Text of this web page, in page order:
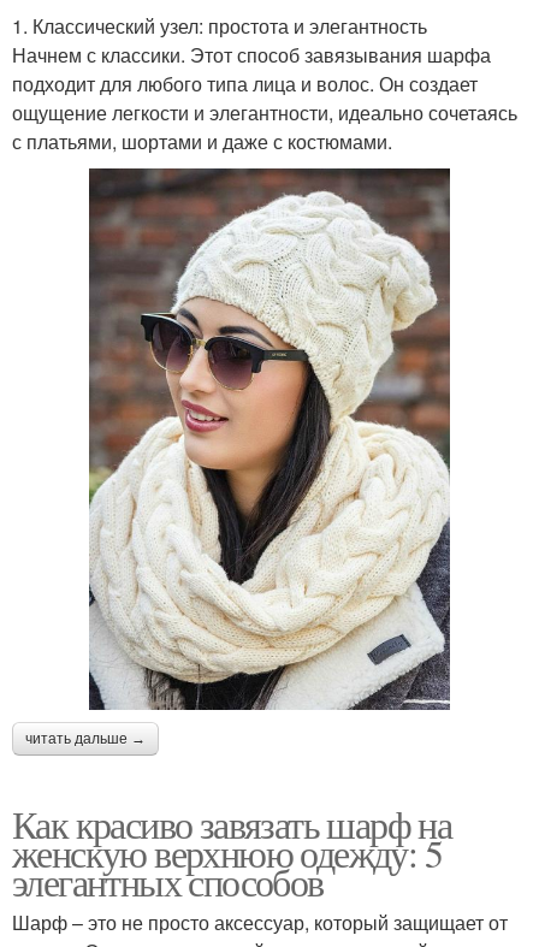
1. Классический узел: простота и элегантность
Начнем с классики. Этот способ завязывания шарфа
подходит для любого типа лица и волос. Он создает
ощущение легкости и элегантности, идеально сочетаясь
с платьями, шортами и даже с костюмами.
читать дальше →
Как красиво завязать шарф на
женскую верхнюю одежду: 5
элегантных способов
Шарф – это не просто аксессуар, который защищает от